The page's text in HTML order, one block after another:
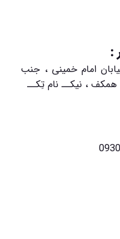
:
امام خمینی ، جنب
، نیکــ نام تِکــ